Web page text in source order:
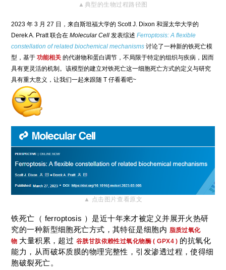
▲典型的生物过程路径图
2023年 3 月 27 日，来自斯坦福大学的 Scott J. Dixon 和渥太华大学的
Derek A. Pratt 联合在Molecular Cell发表综述Ferroptosis: A flexible
constellation of related biochemical mechanisms 讨论了一种新的铁死亡模
型，基于功能相关的代谢物和蛋白调节，不局限于特定的组织与疾病，因而
具有更灵活的机制。该模型的建立对铁死亡这一细胞死亡方式的定义与研究
具有重大意义，让我们一起来跟随 T 仔看看吧~
▲ 点击图片查看原文
铁死亡（ ferroptosis ）是近十年来才被定义并展开火热研
究的一种新型细胞死亡方式，其特征是细胞内 脂质过氧化
物 大量积累，超过 谷胱甘肽依赖性过氧化物酶 ( GPX4 ) 的抗氧化
能力，从而破坏质膜的物理完整性，引发渗透过程，使得细
胞破裂死亡。